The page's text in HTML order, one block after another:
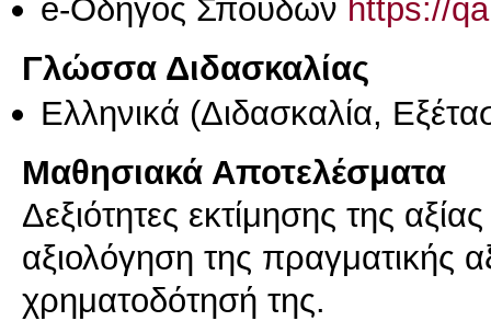
e-Οδηγός Σπουδών https://
Γλώσσα Διδασκαλίας
Ελληνικά (Διδασκαλία,
Μαθησιακά Αποτελέσματα
Δεξιότητες εκτίμησης της
αξιολόγηση της πραγματικής
χρηματοδότησή της.